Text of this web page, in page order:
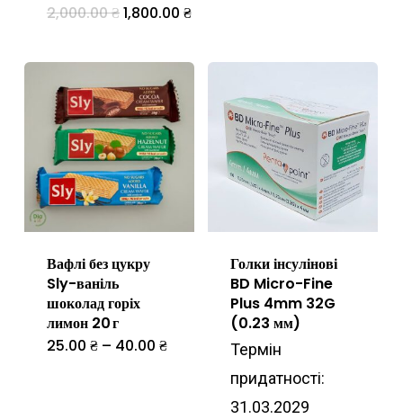
2,000.00₴Оригінальна
ціна:
1,800.00 ₴Поточна
вибрати
на
сторінці
товару
Вафлі без цукру
Sly-ваніль
шоколад горіх
лимон 20 г
25.00 ₴ – 40.00 ₴Діапазон
Цей
Голки інсулінові
BD Micro-Fine
Plus 4mm 32G
(0.23 мм)
Термін
придатності:
31.03.2029